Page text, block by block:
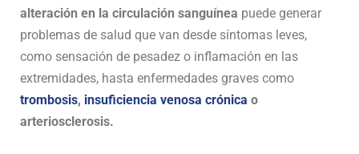
alteración en la circulación sanguínea puede generar
problemas de salud que van desde síntomas leves,
como sensación de pesadez o inflamación en las
extremidades, hasta enfermedades graves como
trombosis, insuficiencia venosa crónica o
arteriosclerosis.